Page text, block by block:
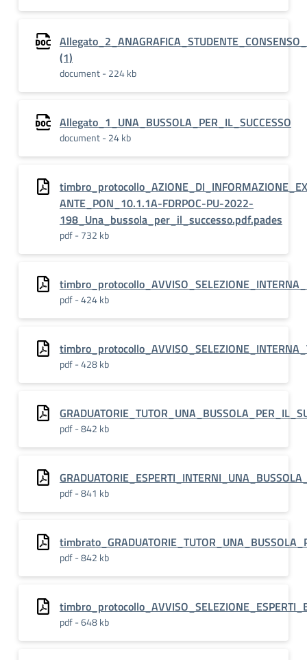
(1)
document - 224 kb
Allegato_1_UNA_BUSSOLA_PER_IL_SUCCESSO
document - 24 kb
ANTE_PON_10.1.1A-FDRPOC-PU-2022-
198_Una_bussola_per_il_successo.pdf.pades
pdf - 732 kb
pdf - 424 kb
pdf - 428 kb
pdf - 842 kb
pdf - 841 kb
pdf - 842 kb
pdf - 648 kb